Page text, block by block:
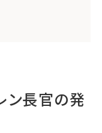
ン長官の発